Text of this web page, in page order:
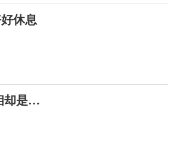
休息
却是…